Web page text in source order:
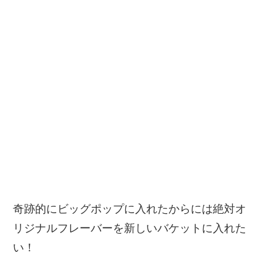
奇跡的にビッグポップに入れたからには絶対オ
リジナルフレーバーを新しいバケットに入れた
い！